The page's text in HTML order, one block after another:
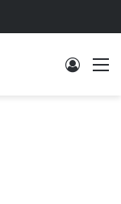
Log In